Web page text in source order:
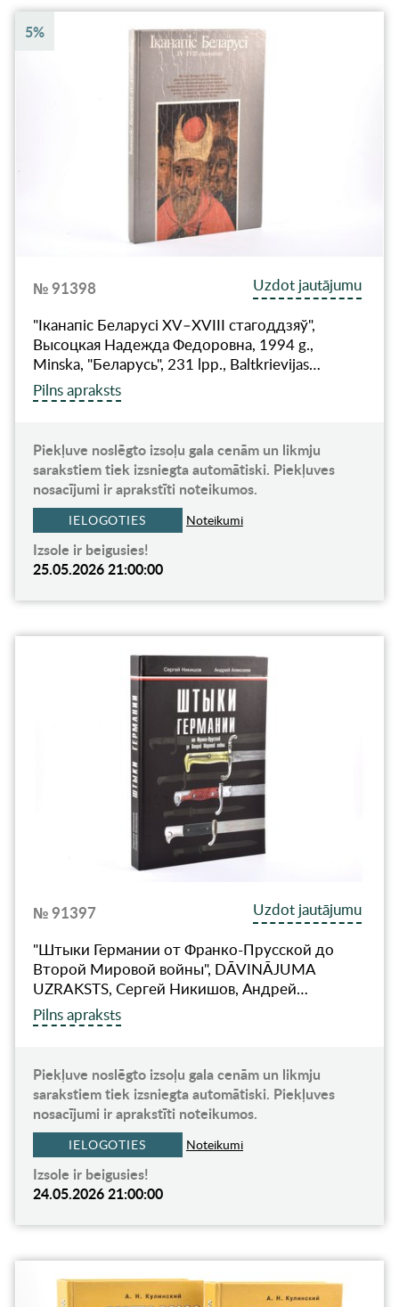
5%
№ 91398
Uzdot jautājumu
"Iканапiс Беларусi XV–XVIII стагоддзяў",
Высоцкая Надежда Федоровна, 1994 g.,
Minska, "Беларусь", 231 lpp., Baltkrievijas…
Pilns apraksts
Piekļuve noslēgto izsoļu gala cenām un likmju
sarakstiem tiek izsniegta automātiski. Piekļuves
nosacījumi ir aprakstīti noteikumos.
IELOGOTIES Noteikumi
Izsole ir beigusies!
25.05.2026 21:00:00
№ 91397
Uzdot jautājumu
"Штыки Германии от Франко-Прусской до
Второй Мировой войны", DĀVINĀJUMA
UZRAKSTS, Сергей Никишов, Андрей…
Pilns apraksts
Piekļuve noslēgto izsoļu gala cenām un likmju
sarakstiem tiek izsniegta automātiski. Piekļuves
nosacījumi ir aprakstīti noteikumos.
IELOGOTIES Noteikumi
Izsole ir beigusies!
24.05.2026 21:00:00